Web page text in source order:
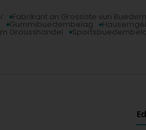
Fabrikant an Grossiste vun
Gummibuedembelag
Grousshandel